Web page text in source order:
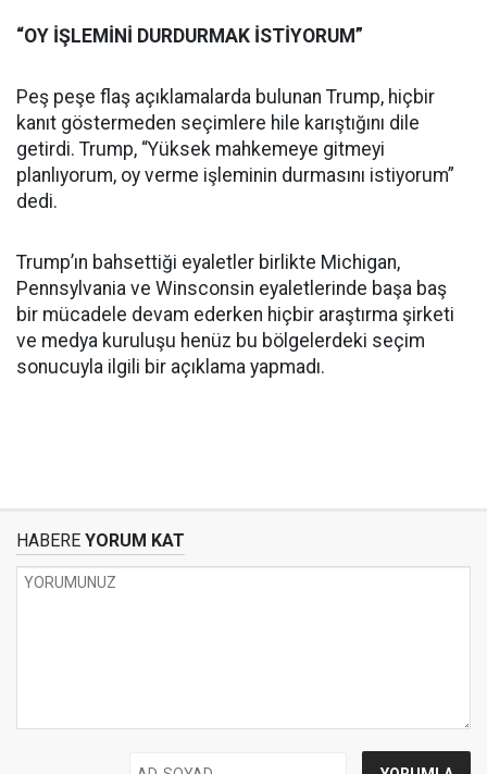
“OY İŞLEMİNİ DURDURMAK İSTİYORUM”
Peş peşe flaş açıklamalarda bulunan Trump, hiçbir
kanıt göstermeden seçimlere hile karıştığını dile
getirdi. Trump, “Yüksek mahkemeye gitmeyi
planlıyorum, oy verme işleminin durmasını istiyorum”
dedi.
Trump’ın bahsettiği eyaletler birlikte Michigan,
Pennsylvania ve Winsconsin eyaletlerinde başa baş
bir mücadele devam ederken hiçbir araştırma şirketi
ve medya kuruluşu henüz bu bölgelerdeki seçim
sonucuyla ilgili bir açıklama yapmadı.
HABERE YORUM KAT